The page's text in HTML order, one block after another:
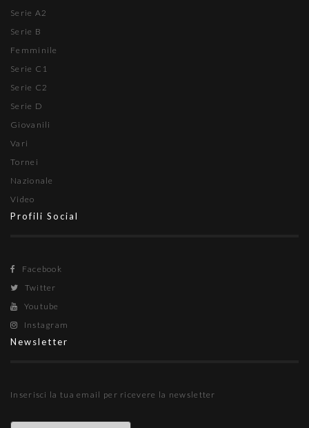
Serie A2
Serie B
Femminile
Serie C1
Serie C2
Serie D
Giovanili
Vari
Tornei
Nazionale
Video
Profili Social
Facebook
Twitter
Youtube
Instagram
Newsletter
Inserisci la tua email per ricevere la newsletter